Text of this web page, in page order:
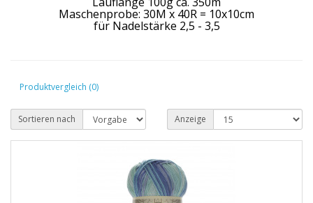
Maschenprobe: 30M x 40R = 10x10cm
für Nadelstärke 2,5 - 3,5
Produktvergleich (0)
Sortieren nach Anzeige